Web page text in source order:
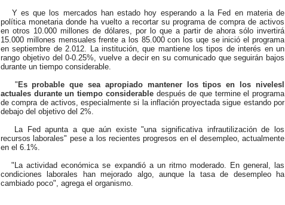
Y es que los mercados han estado hoy esperando a la Fed en materia de
política monetaria donde ha vuelto a recortar su programa de compra de activos
en otros 10.000 millones de dólares, por lo que a partir de ahora sólo invertirá
15.000 millones mensuales frente a los 85.000 con los uqe se inició el programa
en septiembre de 2.012. La institución, que mantiene los tipos de interés en un
rango objetivo del 0-0.25%, vuelve a decir en su comunicado que seguirán bajos
durante un tiempo considerable.
" Es probable que sea apropiado mantener los tipos en los nivelesl
actuales durante un tiempo considerabledespués de que termine el programa
de compra de activos, especialmente si la inflación proyectada sigue estando por
debajo del objetivo del 2%.
La Fed apunta a que aún existe "una significativa infrautilización de los
recursos laborales" pese a los recientes progresos en el desempleo, actualmente
en el 6.1%.
"La actividad económica se expandió a un ritmo moderado. En general, las
condiciones laborales han mejorado algo, aunque la tasa de desempleo ha
cambiado poco", agrega el organismo.